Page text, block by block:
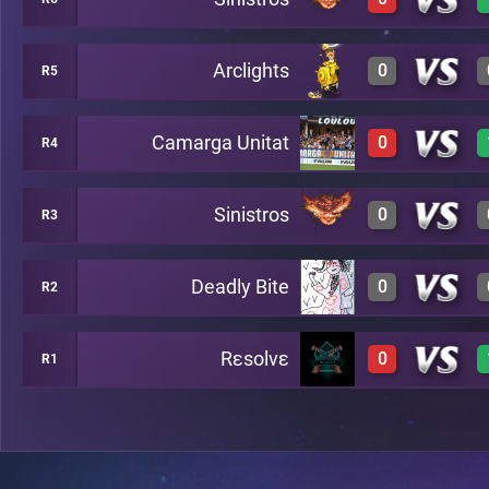
3 C10
0 B5
R5 Arclights 0
1 B2
R4 Camarga Unitat 0
0 B8
R3 Sinistros 0
1 A7
R2 Deadly Bite 0
2 A13
R1 Rεsolvε 0